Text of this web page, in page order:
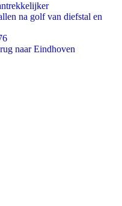
na golf van diefstal en
naar Eindhoven